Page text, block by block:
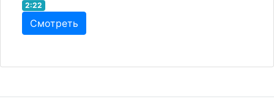
2:22
Смотреть